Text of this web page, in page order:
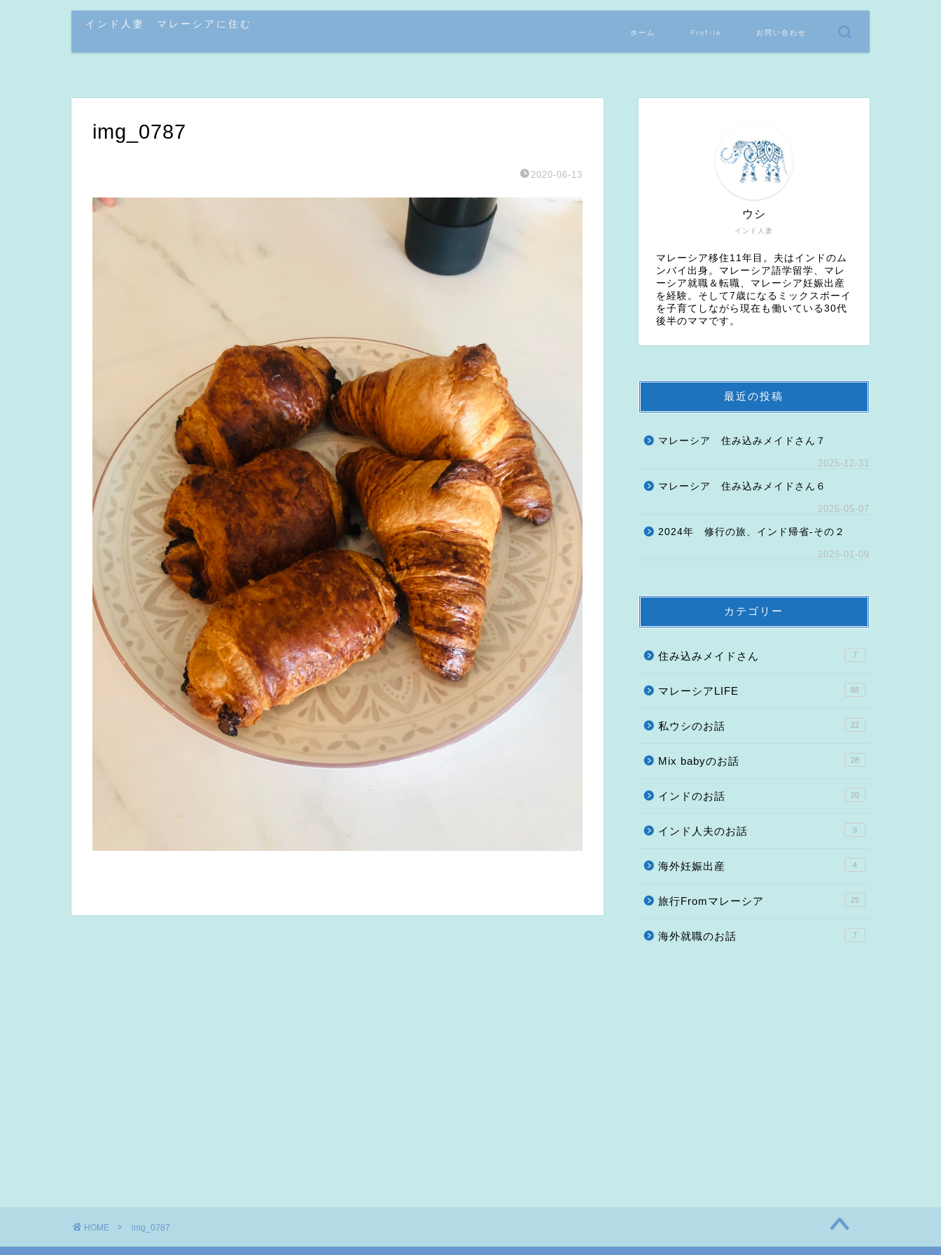
インド人妻 マレーシアに住む
ホーム Profile お問い合わせ
img_0787
2020-06-13
インド人妻
ウシ
マレーシア移住11年目。夫はインドのム
ンバイ出身。マレーシア語学留学、マレ
ーシア就職＆転職、マレーシア妊娠出産
を経験。そして7歳になるミックスボーイ
を子育てしながら現在も働いている30代
後半のママです。
最近の投稿
マレーシア 住み込みメイドさん７
2025-12-31
マレーシア 住み込みメイドさん６
2025-05-07
2024年 修行の旅、インド帰省-その２
2025-01-09
カテゴリー
住み込みメイドさん 7
マレーシアLIFE 88
私ウシのお話 22
Mix babyのお話 28
インドのお話 20
インド人夫のお話 9
海外妊娠出産 4
旅行Fromマレーシア 25
海外就職のお話 7
HOME img_0787